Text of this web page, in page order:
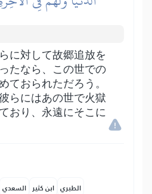
に対して故郷追放を
たなら、この世での
ておられただろう。
らにはあの世で火獄
おり、永遠にそこに
السعدي ابن كثير الطبري